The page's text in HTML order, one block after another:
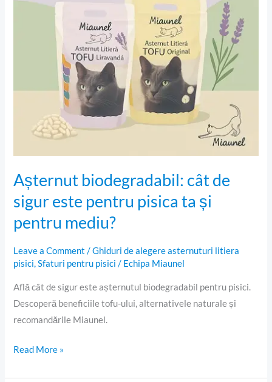
Așternut biodegradabil: cât de
sigur este pentru pisica ta și
pentru mediu?
Leave a Comment /Ghiduri de alegere asternuturi litiera
pisici,Sfaturi pentru pisici / Echipa Miaunel
Află cât de sigur este așternutul biodegradabil pentru pisici.
Descoperă beneficiile tofu-ului, alternativele naturale și
recomandările Miaunel.
Read More »